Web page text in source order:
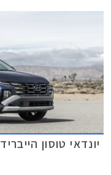
יונדאי טוסון הייבריד 2025 מושק בישראל